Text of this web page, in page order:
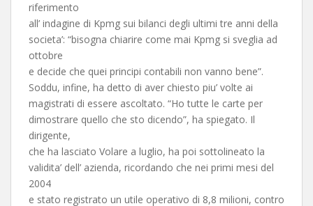
riferimento
all’ indagine di Kpmg sui bilanci degli ultimi tre anni della
societa’: “bisogna chiarire come mai Kpmg si sveglia ad
ottobre
e decide che quei principi contabili non vanno bene”.
Soddu, infine, ha detto di aver chiesto piu’ volte ai
magistrati di essere ascoltato. “Ho tutte le carte per
dimostrare quello che sto dicendo”, ha spiegato. Il
dirigente,
che ha lasciato Volare a luglio, ha poi sottolineato la
validita’ dell’ azienda, ricordando che nei primi mesi del
2004
e stato registrato un utile operativo di 8,8 milioni, contro